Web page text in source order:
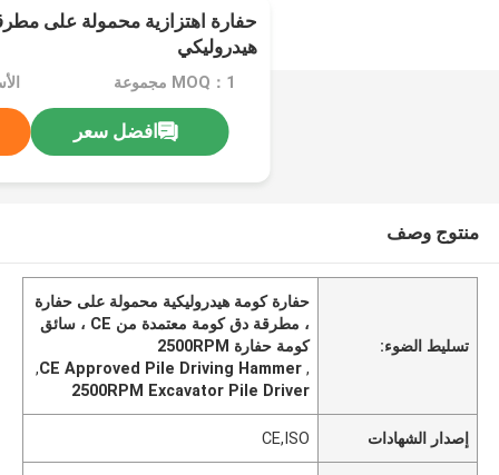
حفارة اهتزازية محمولة على
هيدروليكي
MOQ：1 مجموعة
افضل سعر
منتوج وصف
تسليط الضوء:
حفارة كومة هيدروليكية محمولة على حفارة
، مطرقة دق كومة معتمدة من CE ، سائق
كومة حفارة 2500RPM
,
CE Approved Pile Driving Hammer
,
2500RPM Excavator Pile Driver
إصدار الشهادات CE,ISO